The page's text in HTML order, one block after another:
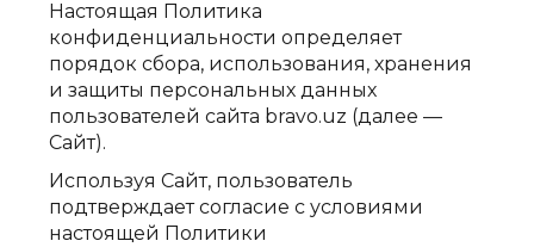
Настоящая Политика
конфиденциальности определяет
порядок сбора, использования, хранения
и защиты персональных данных
пользователей сайта bravo.uz (далее —
Сайт).
Используя Сайт, пользователь
подтверждает согласие с условиями
настоящей Политики